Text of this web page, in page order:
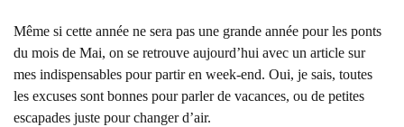
Même si cette année ne sera pas une grande année pour les ponts
du mois de Mai, on se retrouve aujourd’hui avec un article sur
mes indispensables pour partir en week-end. Oui, je sais, toutes
les excuses sont bonnes pour parler de vacances, ou de petites
escapades juste pour changer d’air.